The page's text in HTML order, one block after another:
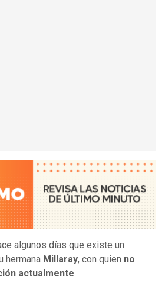
algunos días que existe un
hermana Millaray, con quien no
actualmente.